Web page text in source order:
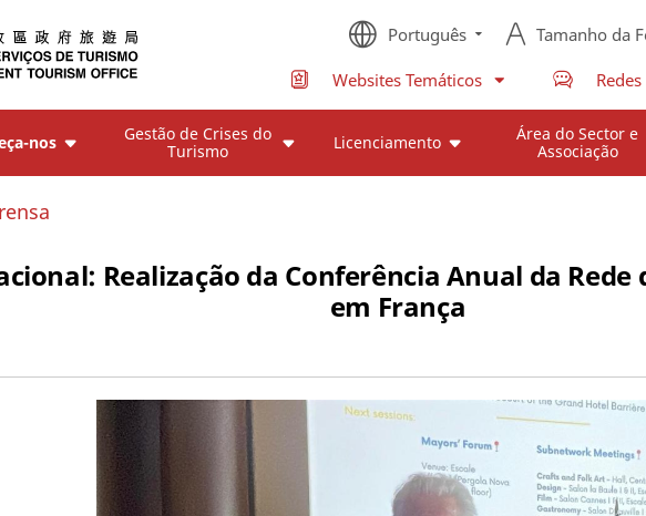
Português Tamanho da
Websites Temáticos
nos
Gestão de Crises do
Turismo
Licenciamento
Área do Sector e
Associação
Realização da Conferência Anual da Rede
em França